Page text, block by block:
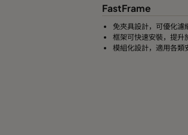
FastFrame
免夾具設計，可優化濾
框架可快速安裝，提升
模組化設計，適用各類